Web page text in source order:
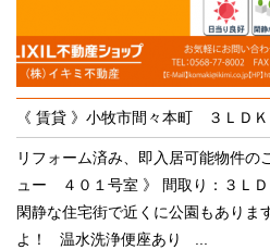
《 賃貸 》小牧市間々本町 ３ＬＤＫ
リフォーム済み、即入居可能物件の
ュー ４０１号室 》 間取り：３Ｌ
閑静な住宅街で近くに公園もあ
よ！ 温水洗浄便座あり ...